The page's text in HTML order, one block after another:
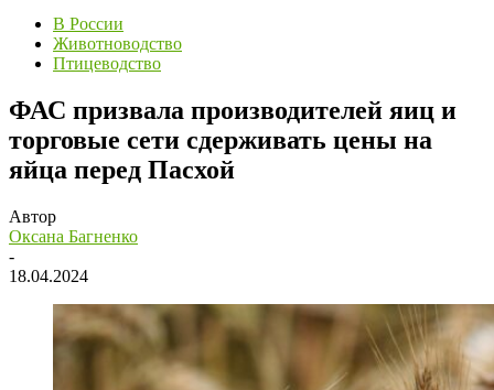
В России
Животноводство
Птицеводство
ФАС призвала производителей яиц и
торговые сети сдерживать цены на
яйца перед Пасхой
Автор
Оксана Багненко
-
18.04.2024